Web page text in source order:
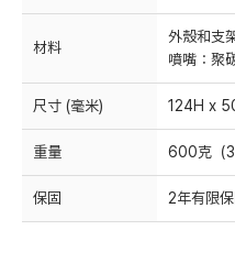
材料
外殼和支
噴嘴：聚
尺寸 (毫米) 124H x
重量 600克（
保固 2年有限保